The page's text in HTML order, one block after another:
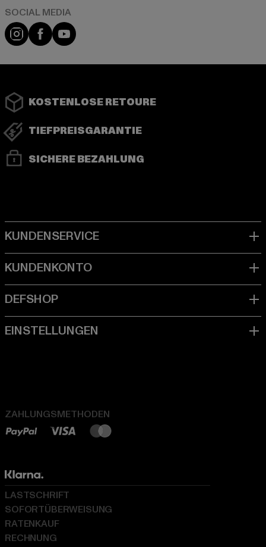
Instagram
FacebookYouTube
KOSTENLOSE RETOURE
TIEFPREISGARANTIE
SICHERE BEZAHLUNG
ZAHLUNGSMETHODEN
LASTSCHRIFT
SOFORTÜBERWEISUNG
RATENKAUF
RECHNUNG